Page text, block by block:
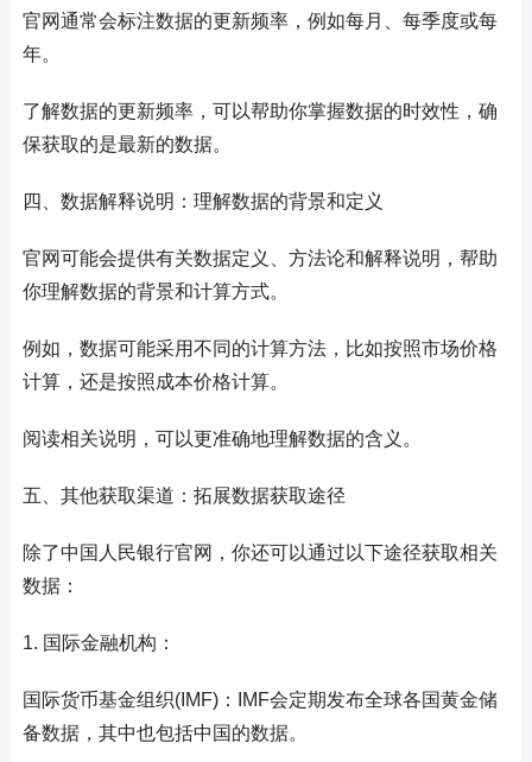
官网通常会标注数据的更新频率，例如每月、每季度或每
年。
了解数据的更新频率，可以帮助你掌握数据的时效性，确
保获取的是最新的数据。
四、数据解释说明：理解数据的背景和定义
官网可能会提供有关数据定义、方法论和解释说明，帮助
你理解数据的背景和计算方式。
例如，数据可能采用不同的计算方法，比如按照市场价格
计算，还是按照成本价格计算。
阅读相关说明，可以更准确地理解数据的含义。
五、其他获取渠道：拓展数据获取途径
除了中国人民银行官网，你还可以通过以下途径获取相关
数据：
1. 国际金融机构：
国际货币基金组织(IMF)：IMF会定期发布全球各国黄金储
备数据，其中也包括中国的数据。